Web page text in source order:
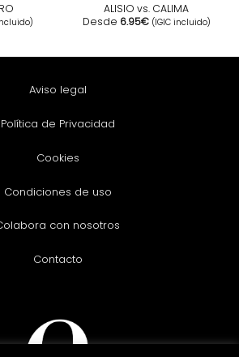
ALISIO vs. CALIMA
Desde 6.95€ (IGIC incluido)
Aviso legal
Política de Privacidad
Cookies
Condiciones de uso
con nosotros
Contacto